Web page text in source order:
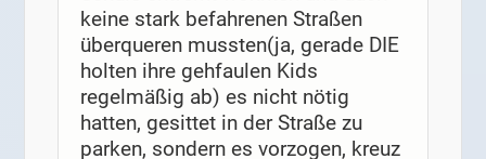
keine stark befahrenen Straßen
überqueren mussten(ja, gerade DIE
holten ihre gehfaulen Kids
regelmäßig ab) es nicht nötig
hatten, gesittet in der Straße zu
parken, sondern es vorzogen, kreuz